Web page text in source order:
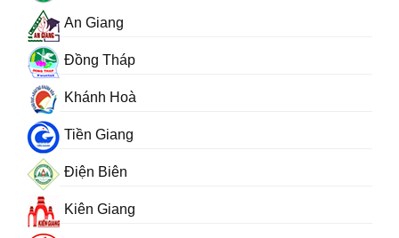
An Giang
Đồng Tháp
Khánh Hoà
Tiền Giang
Điện Biên
Kiên Giang